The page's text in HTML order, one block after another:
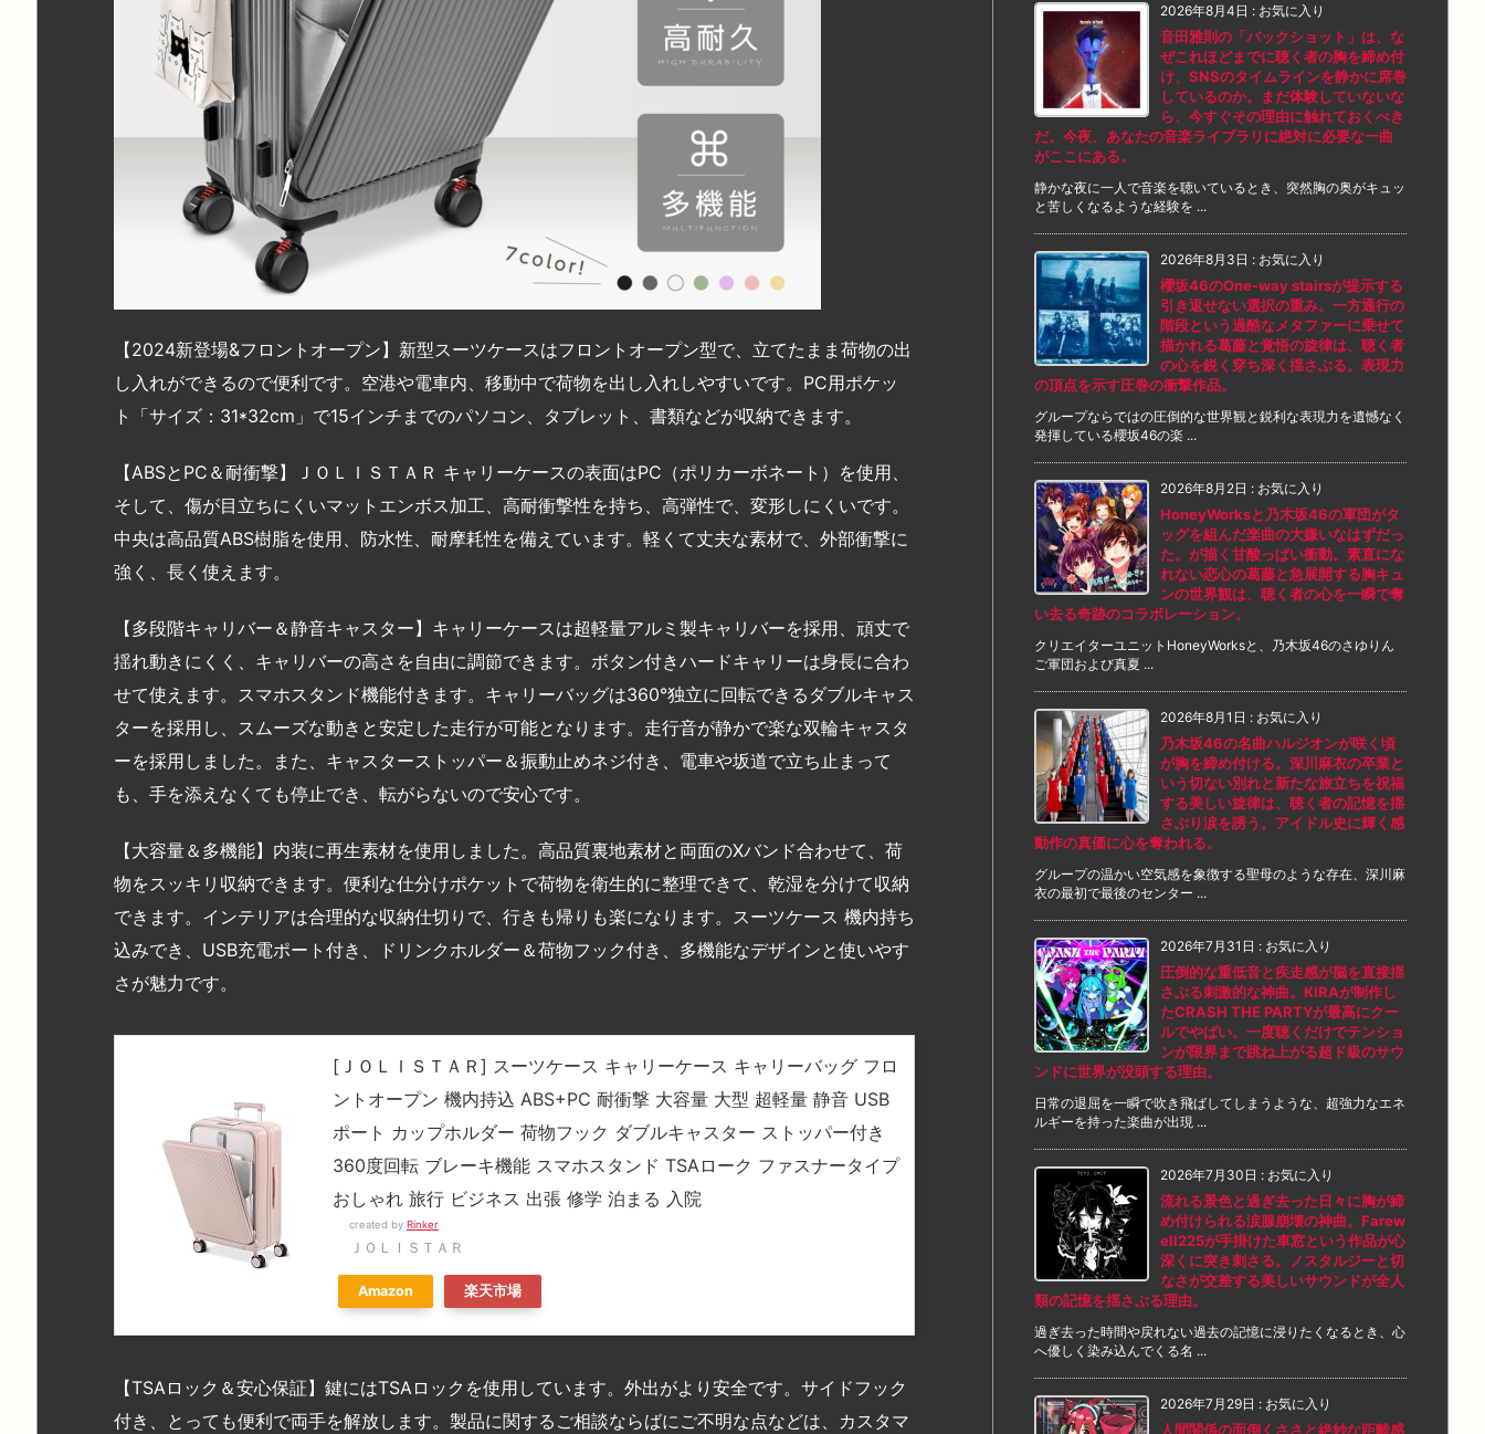
【2024新登場&フロントオープン】新型スーツケースはフロントオープン型で、立てたまま荷物の出
し入れができるので便利です。空港や電車内、移動中で荷物を出し入れしやすいです。PC用ポケッ
ト「サイズ：31*32cm」で15インチまでのパソコン、タブレット、書類などが収納できます。
【ABSとPC＆耐衝撃】ＪＯＬＩＳＴＡＲ キャリーケースの表面はPC（ポリカーボネート）を使用、
そして、傷が目立ちにくいマットエンボス加工、高耐衝撃性を持ち、高弾性で、変形しにくいです。
中央は高品質ABS樹脂を使用、防水性、耐摩耗性を備えています。軽くて丈夫な素材で、外部衝撃に
強く、長く使えます。
【多段階キャリバー＆静音キャスター】キャリーケースは超軽量アルミ製キャリバーを採用、頑丈で
揺れ動きにくく、キャリバーの高さを自由に調節できます。ボタン付きハードキャリーは身長に合わ
せて使えます。スマホスタンド機能付きます。キャリーバッグは360°独立に回転できるダブルキャス
ターを採用し、スムーズな動きと安定した走行が可能となります。走行音が静かで楽な双輪キャスタ
ーを採用しました。また、キャスターストッパー＆振動止めネジ付き、電車や坂道で立ち止まって
も、手を添えなくても停止でき、転がらないので安心です。
【大容量＆多機能】内装に再生素材を使用しました。高品質裏地素材と両面のXバンド合わせて、荷
物をスッキリ収納できます。便利な仕分けポケットで荷物を衛生的に整理できて、乾湿を分けて収納
できます。インテリアは合理的な収納仕切りで、行きも帰りも楽になります。スーツケース 機内持ち
込みでき、USB充電ポート付き、ドリンクホルダー＆荷物フック付き、多機能なデザインと使いやす
さが魅力です。
[ＪＯＬＩＳＴＡＲ] スーツケース キャリーケース キャリーバッグ フロ
ントオープン 機内持込 ABS+PC 耐衝撃 大容量 大型 超軽量 静音 USB
ポート カップホルダー 荷物フック ダブルキャスター ストッパー付き
360度回転 ブレーキ機能 スマホスタンド TSAローク ファスナータイプ
おしゃれ 旅行 ビジネス 出張 修学 泊まる 入院
created by Rinker
ＪＯＬＩＳＴＡＲ
Amazon 楽天市場
【TSAロック＆安心保証】鍵にはTSAロックを使用しています。外出がより安全です。サイドフック
付き、とっても便利で両手を解放します。製品に関するご相談ならばにご不明な点などは、カスタマ
2026年8月4日 : お気に入り
音田雅則の「バックショット」は、な
ぜこれほどまでに聴く者の胸を締め付
け、SNSのタイムラインを静かに席巻
しているのか。まだ体験していないな
ら、今すぐその理由に触れておくべき
だ。今夜、あなたの音楽ライブラリに絶対に必要な一曲
がここにある。
静かな夜に一人で音楽を聴いているとき、突然胸の奥がキュッ
と苦しくなるような経験を ...
2026年8月3日 : お気に入り
櫻坂46のOne-way stairsが提示する
引き返せない選択の重み。一方通行の
階段という過酷なメタファーに乗せて
描かれる葛藤と覚悟の旋律は、聴く者
の心を鋭く穿ち深く揺さぶる。表現力
の頂点を示す圧巻の衝撃作品。
グループならではの圧倒的な世界観と鋭利な表現力を遺憾なく
発揮している櫻坂46の楽 ...
2026年8月2日 : お気に入り
HoneyWorksと乃木坂46の軍団がタ
ッグを組んだ楽曲の大嫌いなはずだっ
た。が描く甘酸っぱい衝動。素直にな
れない恋心の葛藤と急展開する胸キュ
ンの世界観は、聴く者の心を一瞬で奪
い去る奇跡のコラボレーション。
クリエイターユニットHoneyWorksと、乃木坂46のさゆりん
ご軍団および真夏 ...
2026年8月1日 : お気に入り
乃木坂46の名曲ハルジオンが咲く頃
が胸を締め付ける。深川麻衣の卒業と
いう切ない別れと新たな旅立ちを祝福
する美しい旋律は、聴く者の記憶を揺
さぶり涙を誘う。アイドル史に輝く感
動作の真価に心を奪われる。
グループの温かい空気感を象徴する聖母のような存在、深川麻
衣の最初で最後のセンター ...
2026年7月31日 : お気に入り
圧倒的な重低音と疾走感が脳を直接揺
さぶる刺激的な神曲。KIRAが制作し
たCRASH THE PARTYが最高にクー
ルでやばい。一度聴くだけでテンショ
ンが限界まで跳ね上がる超ド級のサウ
ンドに世界が没頭する理由。
日常の退屈を一瞬で吹き飛ばしてしまうような、超強力なエネ
ルギーを持った楽曲が出現 ...
2026年7月30日 : お気に入り
流れる景色と過ぎ去った日々に胸が締
め付けられる涙腺崩壊の神曲。Farew
ell225が手掛けた車窓という作品が心
深くに突き刺さる。ノスタルジーと切
なさが交差する美しいサウンドが全人
類の記憶を揺さぶる理由。
過ぎ去った時間や戻れない過去の記憶に浸りたくなるとき、心
へ優しく染み込んでくる名 ...
2026年7月29日 : お気に入り
人間関係の面倒くささと絶妙な距離感